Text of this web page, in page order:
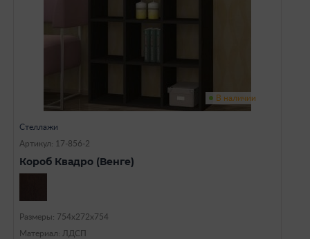
В наличии
Стеллажи
Артикул: 17-856-2
Короб Квадро (Венге)
Размеры: 754х272х754
Материал: ЛДСП